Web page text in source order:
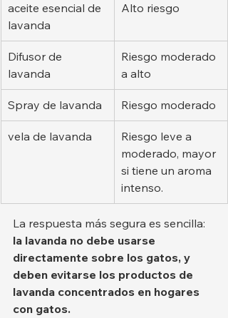
aceite esencial de
lavanda
Alto riesgo
Difusor de
lavanda
Riesgo moderado
a alto
Spray de lavanda Riesgo moderado
vela de lavanda
Riesgo leve a
moderado, mayor
si tiene un aroma
intenso.
La respuesta más segura es sencilla:
la lavanda no debe usarse
directamente sobre los gatos, y
deben evitarse los productos de
lavanda concentrados en hogares
con gatos.